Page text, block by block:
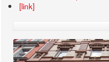
[link]